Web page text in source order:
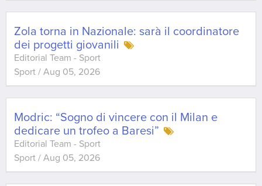
Zola torna in Nazionale: sarà il coordinatore
dei progetti giovanili
Editorial Team - Sport
Sport / Aug 05, 2026
Modric: “Sogno di vincere con il Milan e
dedicare un trofeo a Baresi”
Editorial Team - Sport
Sport / Aug 05, 2026